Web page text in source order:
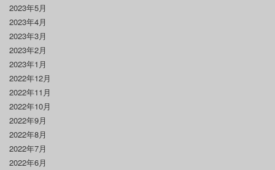
2023年5月
2023年4月
2023年3月
2023年2月
2023年1月
2022年12月
2022年11月
2022年10月
2022年9月
2022年8月
2022年7月
2022年6月